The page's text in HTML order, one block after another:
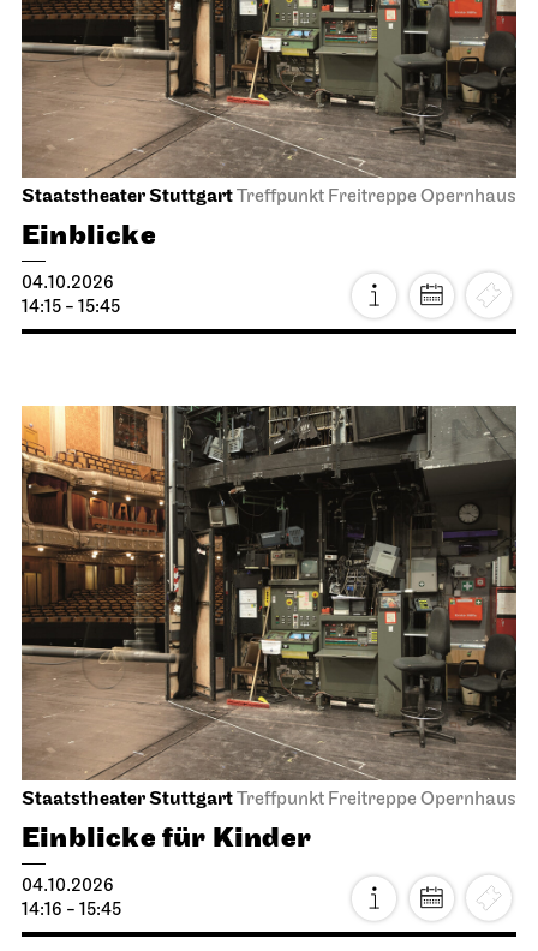
Staatstheater StuttgartTreffpunkt Freitreppe Opernhaus
Einblicke
04.10.2026
14:15 - 15:45
Staatstheater StuttgartTreffpunkt Freitreppe Opernhaus
Einblicke für Kinder
04.10.2026
14:16 - 15:45